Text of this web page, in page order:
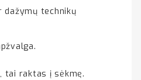
technikų
tai raktas į sėkmę.